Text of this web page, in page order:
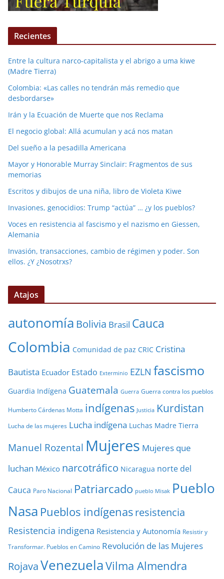
Recientes
Entre la cultura narco-capitalista y el abrigo a uma kiwe
(Madre Tierra)
Colombia: «Las calles no tendrán más remedio que
desbordarse»
Irán y la Ecuación de Muerte que nos Reclama
El negocio global: Allá acumulan y acá nos matan
Del sueño a la pesadilla Americana
Mayor y Honorable Murray Sinclair: Fragmentos de sus
memorias
Escritos y dibujos de una niña, libro de Violeta Kiwe
Invasiones, genocidios: Trump “actúa” … ¿y los pueblos?
Voces en resistencia al fascismo y el nazismo en Giessen,
Alemania
Invasión, transacciones, cambio de régimen y poder. Son
ellos. ¿Y ¿Nosotrxs?
Atajos
autonomía Bolivia Brasil Cauca
Colombia Comunidad de paz CRIC Cristina
Bautista Ecuador Estado Exterminio EZLN fascismo
Guardia Indígena Guatemala Guerra Guerra contra los pueblos
Humberto Cárdenas Motta indígenas Justicia Kurdistan
Lucha de las mujeres Lucha indígena Luchas Madre Tierra
Manuel Rozental Mujeres Mujeres que
luchan México narcotráfico Nicaragua norte del
Cauca Paro Nacional Patriarcado pueblo Misak Pueblo
Nasa Pueblos indígenasresistencia
Resistencia indigena Resistencia y Autonomía Resistir y
Transformar. Pueblos en Camino Revolución de las Mujeres
RojavaVenezuelaVilma Almendra